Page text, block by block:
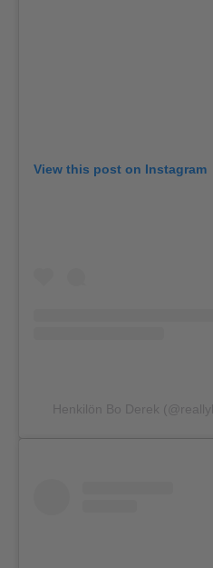
View this post on Instagram
Henkilön Bo Derek